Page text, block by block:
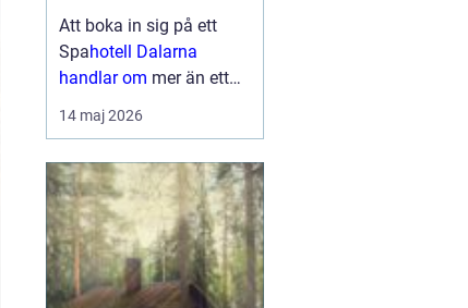
upplevelser
Att boka in sig på ett
Spahotell Dalarna
handlar om mer än ett
varmt bad och en skön
säng. Många söker en
tystnar, kroppen får
återhämta sig och
sinnena fylls av nya
intryck. I Dalarna möts
gäster...
14 maj 2026